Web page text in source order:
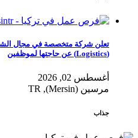
تعلن شركة متخصصة في مجال
(Logistics) عن حاجتها لموظفين
أغسطس 02, 2026
مرسين (Mersin), TR
جذاب